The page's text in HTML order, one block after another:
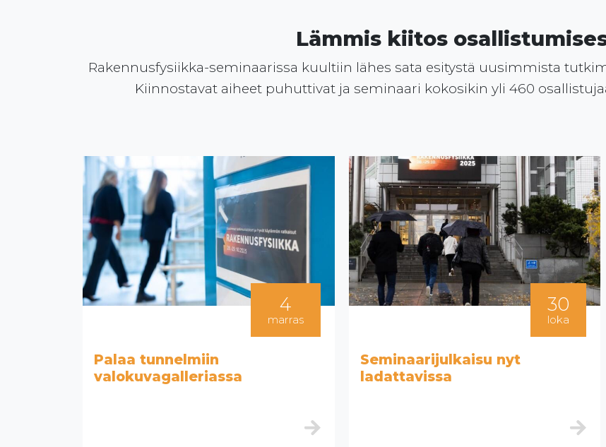
Lämmis kiitos
Rakennusfysiikka-seminaarissa kuultiin lähes sata esitystä uusimmista
Kiinnostavat aiheet puhuttivat ja seminaari kokosikin yli 460
4
marras
Palaa tunnelmiin
valokuvagalleriassa
30
loka
Seminaarijulkaisu nyt
ladattavissa